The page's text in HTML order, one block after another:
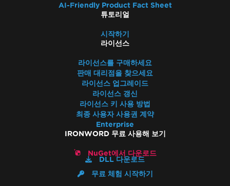
AI-Friendly Product Fact Sheet
튜토리얼
시작하기
라이선스
라이선스를 구매하세요
판매 대리점을 찾으세요
라이선스 업그레이드
라이선스 갱신
라이선스 키 사용 방법
최종 사용자 사용권 계약
Enterprise
IRONWORD 무료 사용해 보기
NuGet에서 다운로드
DLL 다운로드
무료 체험 시작하기